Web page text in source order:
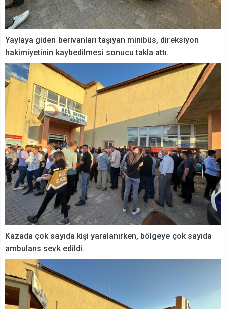
Yaylaya giden berivanları taşıyan minibüs, direksiyon
hakimiyetinin kaybedilmesi sonucu takla attı.
Kazada çok sayıda kişi yaralanırken, bölgeye çok sayıda
ambulans sevk edildi.